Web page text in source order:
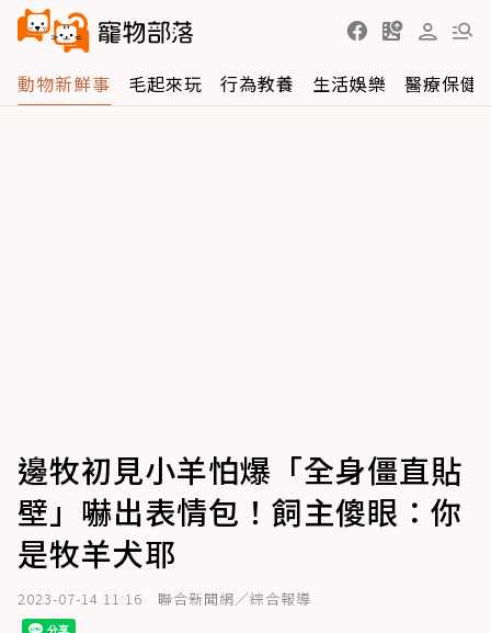
動物新鮮事 毛起來玩 行為教養 生活娛樂 醫療保健
邊牧初見小羊怕爆「全身僵直貼
壁」嚇出表情包！飼主傻眼：你
是牧羊犬耶
2023-07-14 11:16 聯合新聞網／綜合報導